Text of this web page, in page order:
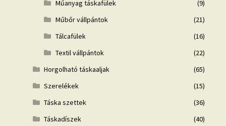
Műanyag táskafülek
(9)
Műbőr vállpántok
(21)
Tálcafülek
(16)
Textil vállpántok
(22)
Horgolható táskaaljak
(65)
Szerelékek
(15)
Táska szettek
(36)
Táskadíszek
(40)